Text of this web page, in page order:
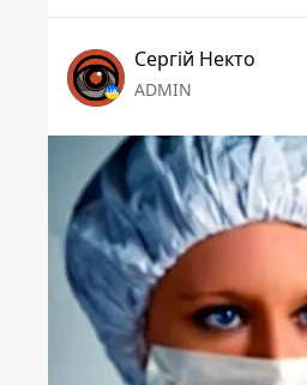
Сергій Некто
ADMIN